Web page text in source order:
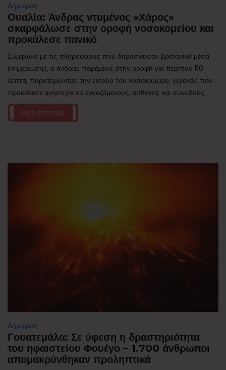
Δημοφιλή
Ουαλία: Άνδρας ντυμένος «Χάρος»
σκαρφάλωσε στην οροφή νοσοκομείου και
προκάλεσε πανικό
Σύμφωνα με τις πληροφορίες που δημοσίευσαν βρετανικά μέσα
ενημέρωσης, ο άνδρας παρέμεινε στην οροφή για περίπου 50
λεπτά, παρατηρώντας την είσοδο του νοσοκομείου, γεγονός που
προκάλεσε ανησυχία σε εργαζόμενους, ασθενείς και συνοδούς.
Περισσότερα
Δημοφιλή
Γουατεμάλα: Σε ύφεση η δραστηριότητα
του ηφαιστείου Φουέγο – 1.700 άνθρωποι
απομακρύνθηκαν προληπτικά